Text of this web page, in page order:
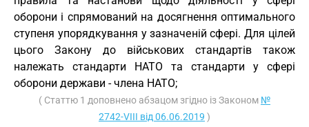
оборони і спрямований на досягнення оптимального
ступеня упорядкування у зазначеній сфері. Для цілей
цього Закону до військових стандартів також
належать стандарти НАТО та стандарти у сфері
оборони держави - члена НАТО;
( Статтю 1 доповнено абзацом згідно із Законом №
2742-VIII від 06.06.2019 )